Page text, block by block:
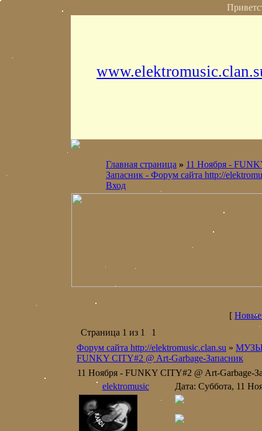
Главная страница » 11 Ноября -
Запасник - Форум сайта http://
Вход
[ Новые
Страница 1 из 1
1
Форум сайта http://elektromusic.clan.su »
FUNKY CITY#2 @ Art-Garbage-Запасник
11 Ноября - FUNKY CITY#2 @ Art-Garbage-
elektromusic
Дата: Суббота, 11